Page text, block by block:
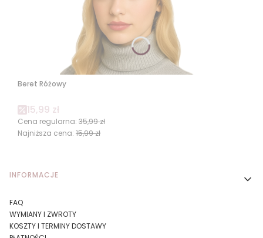
Beret Różowy
Cena promocyjna
15,99 zł
Cena regularna: 35,99 zł
Najniższa cena: 15,99 zł
Linki w stopce
INFORMACJE
FAQ
WYMIANY I ZWROTY
KOSZTY I TERMINY DOSTAWY